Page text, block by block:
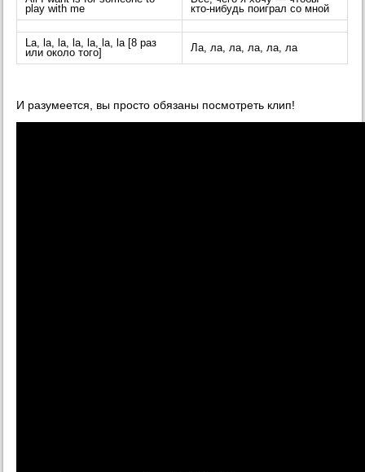
play with me
кто-нибудь поиграл со мной
La, la, la, la, la, la, la [8 раз
или около того]
Ла, ла, ла, ла, ла, ла
И разумеется, вы просто обязаны посмотреть клип!